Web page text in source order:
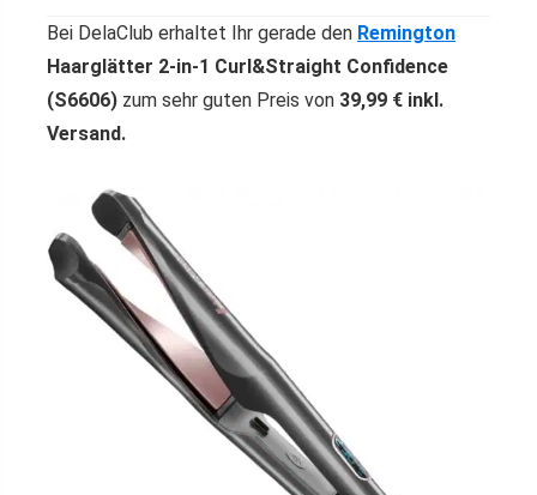
Bei DelaClub erhaltet Ihr gerade den Remington
Haarglätter 2-in-1 Curl&Straight Confidence
(S6606) zum sehr guten Preis von 39,99 € inkl.
Versand.